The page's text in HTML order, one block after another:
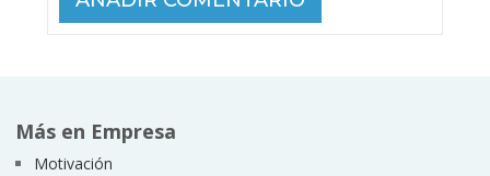
Más en Empresa
Motivación